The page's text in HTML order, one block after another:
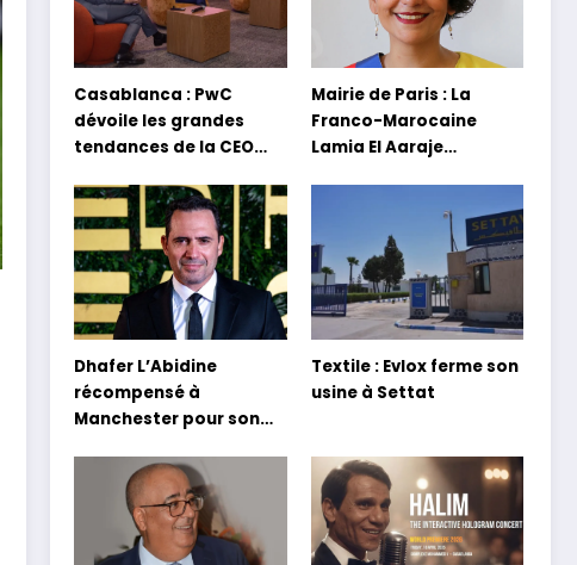
Casablanca : PwC
dévoile les grandes
tendances de la CEO
Mairie de Paris : La
Franco-Marocaine
Lamia El Aaraje
Dhafer L’Abidine
récompensé à
Manchester pour son
Textile : Evlox ferme son
usine à Settat